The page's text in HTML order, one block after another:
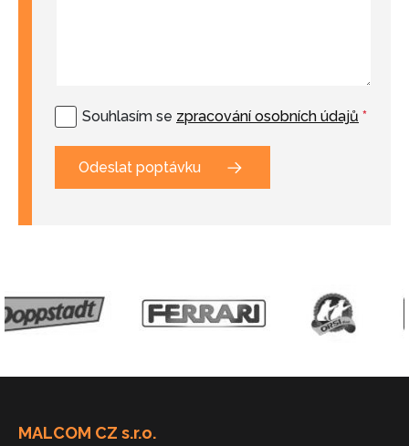
Souhlasím se zpracování osobních údajů *
Odeslat poptávku
MALCOM CZ s.r.o.